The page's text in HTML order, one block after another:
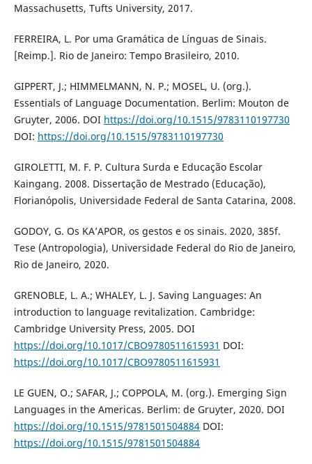
Massachusetts, Tufts University, 2017.
FERREIRA, L. Por uma Gramática de Línguas de Sinais.
[Reimp.]. Rio de Janeiro: Tempo Brasileiro, 2010.
GIPPERT, J.; HIMMELMANN, N. P.; MOSEL, U. (org.).
Essentials of Language Documentation. Berlim: Mouton de
Gruyter, 2006. DOI https://doi.org/10.1515/9783110197730
DOI: https://doi.org/10.1515/9783110197730
GIROLETTI, M. F. P. Cultura Surda e Educação Escolar
Kaingang. 2008. Dissertação de Mestrado (Educação),
Florianópolis, Universidade Federal de Santa Catarina, 2008.
GODOY, G. Os KA’APOR, os gestos e os sinais. 2020, 385f.
Tese (Antropologia), Universidade Federal do Rio de Janeiro,
Rio de Janeiro, 2020.
GRENOBLE, L. A.; WHALEY, L. J. Saving Languages: An
introduction to language revitalization. Cambridge:
Cambridge University Press, 2005. DOI
https://doi.org/10.1017/CBO9780511615931 DOI:
https://doi.org/10.1017/CBO9780511615931
LE GUEN, O.; SAFAR, J.; COPPOLA, M. (org.). Emerging Sign
Languages in the Americas. Berlim: de Gruyter, 2020. DOI
https://doi.org/10.1515/9781501504884DOI:
https://doi.org/10.1515/9781501504884